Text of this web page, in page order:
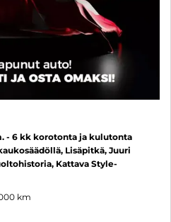
- 6 kk korotonta ja kulutonta
Lisäpitkä, Juuri
Kattava Style-
km